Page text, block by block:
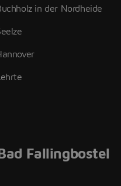
in der Nordheide
Fallingbostel